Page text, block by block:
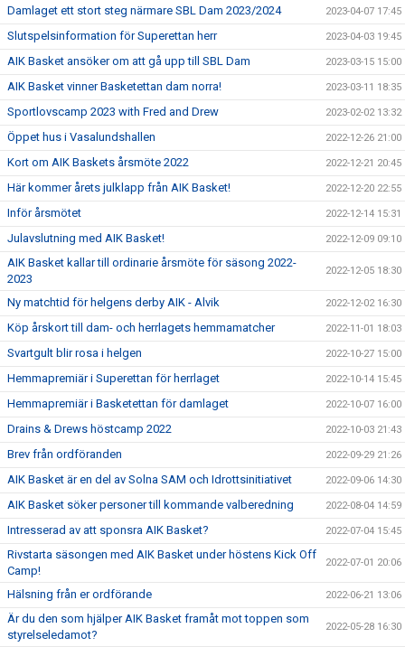
Damlaget ett stort steg närmare SBL Dam 2023/2024 2023-04-07 17:45
Slutspelsinformation för Superettan herr 2023-04-03 19:45
AIK Basket ansöker om att gå upp till SBL Dam 2023-03-15 15:00
AIK Basket vinner Basketettan dam norra! 2023-03-11 18:35
Sportlovscamp 2023 with Fred and Drew 2023-02-02 13:32
Öppet hus i Vasalundshallen 2022-12-26 21:00
Kort om AIK Baskets årsmöte 2022 2022-12-21 20:45
Här kommer årets julklapp från AIK Basket! 2022-12-20 22:55
Inför årsmötet 2022-12-14 15:31
Julavslutning med AIK Basket! 2022-12-09 09:10
AIK Basket kallar till ordinarie årsmöte för säsong 2022-
2023
2022-12-05 18:30
Ny matchtid för helgens derby AIK - Alvik 2022-12-02 16:30
Köp årskort till dam- och herrlagets hemmamatcher 2022-11-01 18:03
Svartgult blir rosa i helgen 2022-10-27 15:00
Hemmapremiär i Superettan för herrlaget 2022-10-14 15:45
Hemmapremiär i Basketettan för damlaget 2022-10-07 16:00
Drains & Drews höstcamp 2022 2022-10-03 21:43
Brev från ordföranden 2022-09-29 21:26
AIK Basket är en del av Solna SAM och Idrottsinitiativet 2022-09-06 14:30
AIK Basket söker personer till kommande valberedning 2022-08-04 14:59
Intresserad av att sponsra AIK Basket? 2022-07-04 15:45
Rivstarta säsongen med AIK Basket under höstens Kick Off
Camp!
2022-07-01 20:06
Hälsning från er ordförande 2022-06-21 13:06
Är du den som hjälper AIK Basket framåt mot toppen som
styrelseledamot?
2022-05-28 16:30